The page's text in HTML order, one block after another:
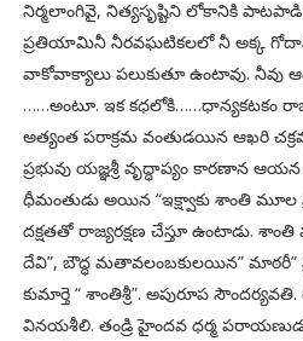
నిర్మలాంగివై, నిత్యసృష్టిని లోకానికి పాటపాడి
ప్రతియామినీ నీరవఘటికలలో నీ అక్క
వాకోవాక్యాలు పలుకుతూ ఉంటావు. నీవు
……అంటూ. ఇక
అత్యంత పరాక్రమ వంతుడయిన ఆఖరి
ప్రభువు యజ్ఞశ్రీ వృద్ధాప్యం కారణాన ఆయన
ధీమంతుడు అయిన “ఇక్ష్వాకు శాంతి మూల
దక్షతతో రాజ్యరక్షణ చేస్తూ ఉంటాడు.
దేవి”, బౌద్ధ మతావలంబకులయిన” మాఠరీ”
కుమార్తె “ శాంతిశ్రీ”. అపురూప
వినయశీలి. తండ్రి హైందవ ధర్మ